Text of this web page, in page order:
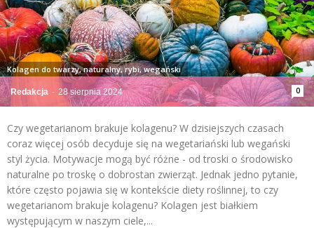
Redakcja - 28 sierpnia 2024 0
Kolagen do twarzy, naturalny, rybi, wegański
Czy wegetarianom brakuje kolagenu? W dzisiejszych czasach
coraz więcej osób decyduje się na wegetariański lub wegański
styl życia. Motywacje mogą być różne - od troski o środowisko
naturalne po troskę o dobrostan zwierząt. Jednak jedno pytanie,
które często pojawia się w kontekście diety roślinnej, to czy
wegetarianom brakuje kolagenu? Kolagen jest białkiem
występującym w naszym ciele,...